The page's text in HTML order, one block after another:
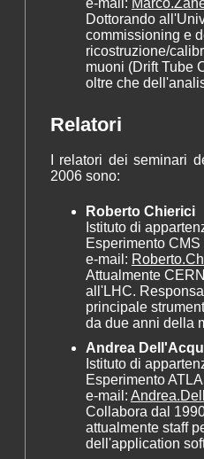
e-mail:
Dottorando
commissioning e
ricostruzione/
muoni (Drift Tube
oltre che
Relatori
I relatori dei seminari
2006 sono:
Roberto Chierici
Istituto di
Esperimento CMS
e-mail:
Attualmente
all'LHC.
principale
da due anni della
Andrea
Istituto di
Esperimento
e-mail:
Collabora dal
attualmente staff
dell'application